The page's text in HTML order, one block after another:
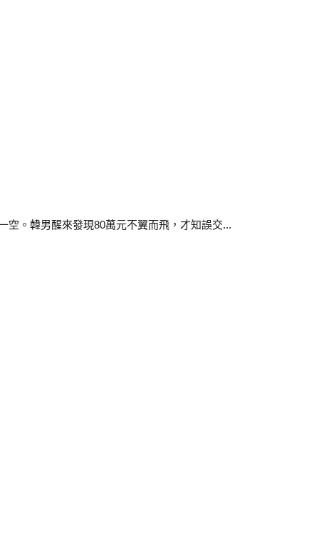
空。韓男醒來發現80萬元不翼而飛，才知誤交...